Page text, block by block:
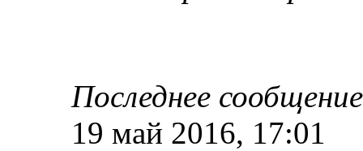
Последнее
19 май 2016, 17:01